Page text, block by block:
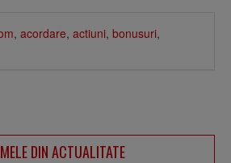
, acordare, actiuni, bonusuri,
DIN ACTUALITATE